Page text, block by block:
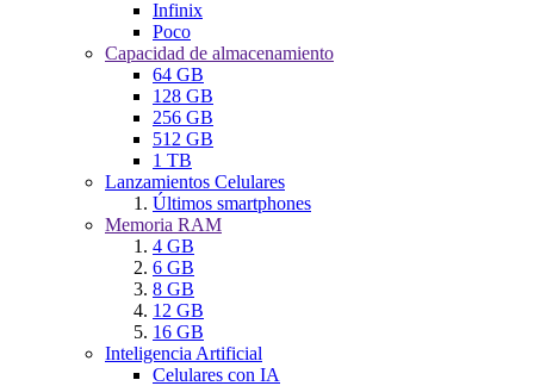
Infinix
Poco
Capacidad de almacenamiento
64 GB
128 GB
256 GB
512 GB
1 TB
Lanzamientos Celulares
Últimos smartphones
Memoria RAM
4 GB
6 GB
8 GB
12 GB
16 GB
Inteligencia Artificial
Celulares con IA